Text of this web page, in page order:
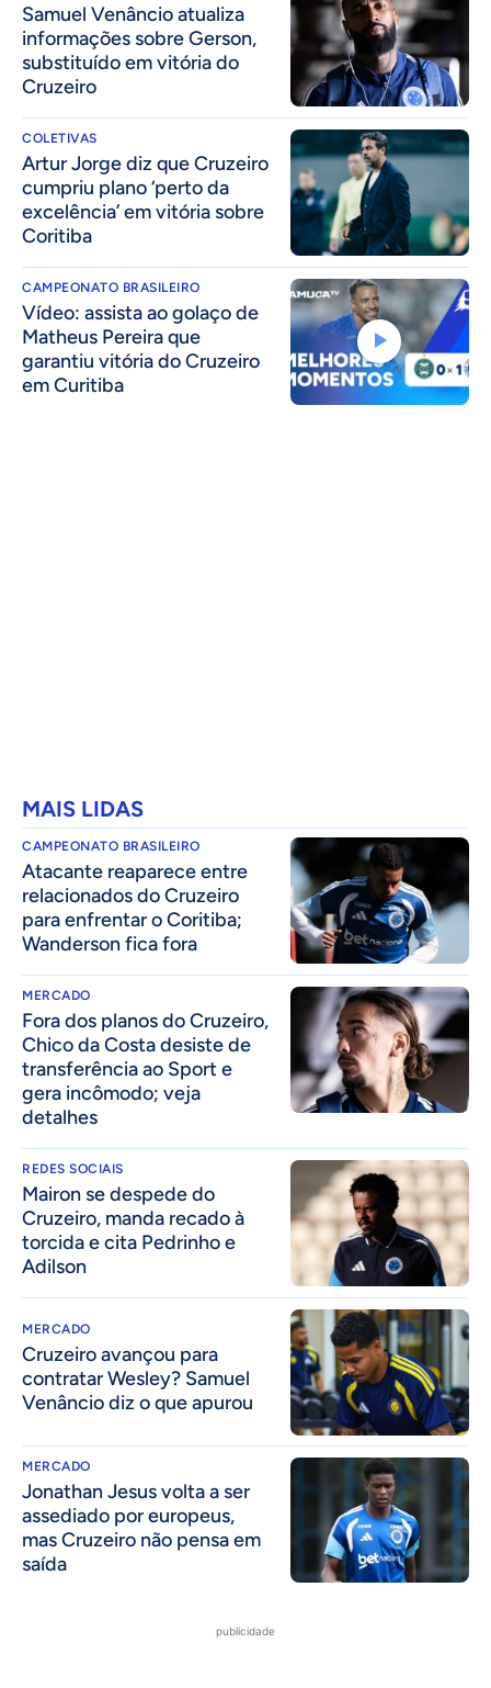
Samuel Venâncio atualiza
informações sobre Gerson,
substituído em vitória do
Cruzeiro
COLETIVAS
Artur Jorge diz que Cruzeiro
cumpriu plano ‘perto da
excelência’ em vitória sobre
Coritiba
CAMPEONATO BRASILEIRO
Vídeo: assista ao golaço de
Matheus Pereira que
garantiu vitória do Cruzeiro
em Curitiba
MAIS LIDAS
CAMPEONATO BRASILEIRO
Atacante reaparece entre
relacionados do Cruzeiro
para enfrentar o Coritiba;
Wanderson fica fora
MERCADO
Fora dos planos do Cruzeiro,
Chico da Costa desiste de
transferência ao Sport e
gera incômodo; veja
detalhes
REDES SOCIAIS
Mairon se despede do
Cruzeiro, manda recado à
torcida e cita Pedrinho e
Adilson
MERCADO
Cruzeiro avançou para
contratar Wesley? Samuel
Venâncio diz o que apurou
MERCADO
Jonathan Jesus volta a ser
assediado por europeus,
mas Cruzeiro não pensa em
saída
publicidade